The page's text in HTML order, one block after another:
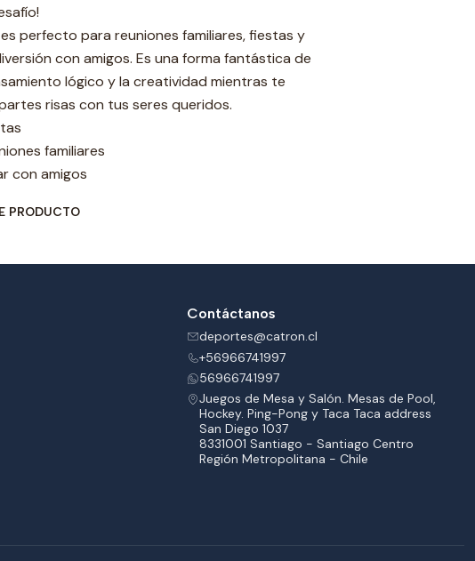
es perfecto para reuniones familiares, fiestas y
con amigos. Es una forma fantástica de
lógico y la creatividad mientras te
risas con tus seres queridos.
familiares
con amigos
PRODUCTO
Contáctanos
deportes@catron.cl
+56966741997
56966741997
Juegos de Mesa y Salón. Mesas de Pool,
Hockey. Ping-Pong y Taca Taca address
San Diego 1037
8331001 Santiago - Santiago Centro
Región Metropolitana - Chile